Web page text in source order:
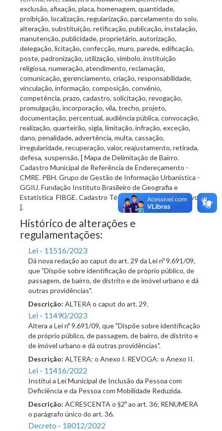
exclusão, afixação, placa, homenagem, quantidade,
proibição, localização, regularização, parcelamento do solo,
alteração, substituição, retificação, publicação, instalação,
manutenção, publicidade, proprietário, autorização,
delegação, licitação, confecção, muro, parede, edificação,
poste, padronização, utilização, símbolo, instituição
religiosa, numeração, atendimento, reclamação,
comunicação, gerenciamento, criação, responsabilidade,
vinculação, informação, composição, convênio,
competência, prazo, cadastro, solicitação, revogação,
promulgação, incorporação, vila, trecho, projeto,
documentação, percentual, audiência pública, convocação,
realização, quarteirão, sigla, limitação, infração, exceção,
dano, penalidade, advertência, multa, cassação,
irregularidade, recuperação, valor, reajustamento, retirada,
defesa, suspensão, [ Mapa de Delimitação de Bairro.
Cadastro Municipal de Referência de Endereçamento -
CMRE. PBH. Grupo de Gestão de Informação Urbanística -
GGIU. Fundação Instituto Brasileiro de Geografia e
Estatística  FIBGE. Cadastro Técnico Municipal. Executivo
].
Histórico de alterações e
regulamentações:
Lei - 11516/2023
Dá nova redação ao caput do art. 29 da Lei nº 9.691/09,
que "Dispõe sobre identificação de próprio público, de
passagem, de bairro, de distrito e de imóvel urbano e dá
outras providências".
Descrição: ALTERA o caput do art. 29.
Lei - 11490/2023
Altera a Lei nº 9.691/09, que "Dispõe sobre identificação
de próprio público, de passagem, de bairro, de distrito e
de imóvel urbano e dá outras providências".
Descrição: ALTERA: o Anexo I. REVOGA: o Anexo II.
Lei - 11416/2022
Institui a Lei Municipal de Inclusão da Pessoa com
Deficiência e da Pessoa com Mobilidade Reduzida.
Descrição: ACRESCENTA o §2º ao art. 36; RENUMERA
o parágrafo único do art. 36.
Decreto - 18012/2022